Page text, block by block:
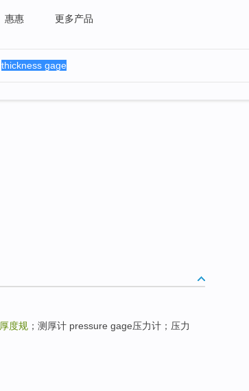
惠惠 更多产品
厚度规 ；测厚计 pressure gage压力计；压力